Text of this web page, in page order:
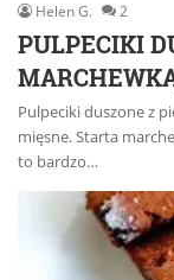
Helen G. 2
PULPECIKI
Pulpeciki duszone z
mięsne. Starta
to bardzo…